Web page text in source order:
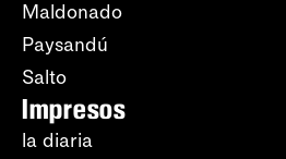
Maldonado
Paysandú
Salto
Impresos
la diaria